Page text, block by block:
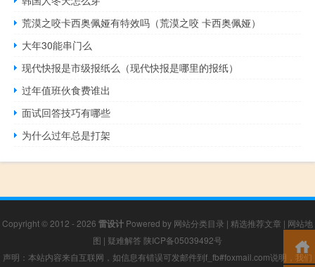
荒漠之咬卡西奥佩娅有特效吗（荒漠之咬 卡西奥佩娅）
大年30能串门么
现代快报是市级报纸么（现代快报是哪里的报纸）
过年值班伙食费谁出
面试回答技巧有哪些
为什么过年总是打架
Copyright © 2012 - 2026 雷设计 Powered by 网站分类目录 | 精选推荐文章 | 网站地
图 | 疑难解答 陕ICP备05039492号
声明：本站内容来自互联网，如信息有错误可发邮件到f_fb#foxmail.com说明，我们